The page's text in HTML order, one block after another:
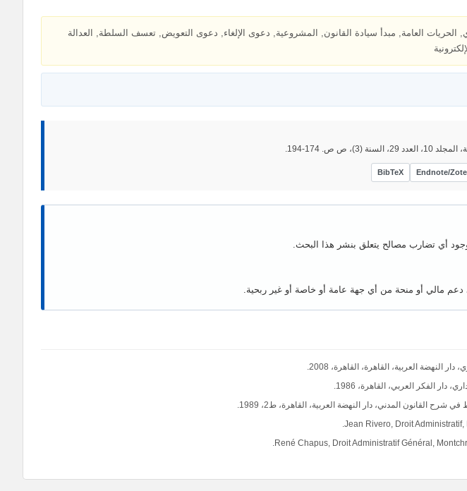
الحريات العامة, مبدأ سيادة القانون, المشروعية, دعوى الإلغاء, دعوى التعويض, تعسف السلطة, العدالة
ص ص. 174-194.
Endnote/
BibTeX
أي تضارب مصالح يتعلق بنشر هذا البحث.
مالي أو منحة من أي جهة عامة أو خاصة أو غير ربحية.
النهضة العربية، القاهرة، القاهرة، 2008.
دار الفكر العربي، القاهرة، 1986.
القانون المدني، دار النهضة العربية، القاهرة، ط2، 1989.
Jean Rivero, Droit
René Chapus, Droit Administratif Général,